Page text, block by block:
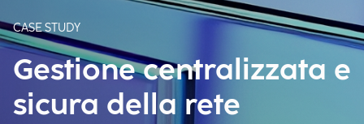
CASE STUDY
Gestione centralizzata e
sicura della rete